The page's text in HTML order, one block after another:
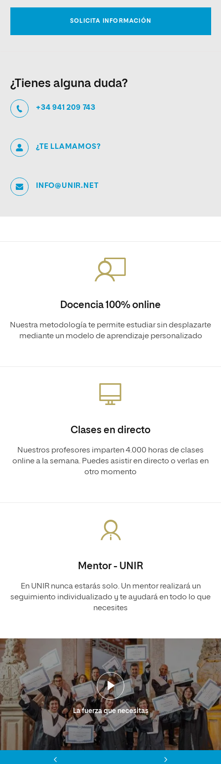
¿Tienes alguna duda?
+34 941 209 743
¿TE LLAMAMOS?
INFO@UNIR.NET
Docencia 100% online
Nuestra metodología te permite estudiar sin desplazarte
mediante un modelo de aprendizaje personalizado
Clases en directo
Nuestros profesores imparten 4.000 horas de clases
online a la semana. Puedes asistir en directo o verlas en
otro momento
Mentor - UNIR
En UNIR nunca estarás solo. Un mentor realizará un
seguimiento individualizado y te ayudará en todo lo que
necesites
La fuerza que necesitas